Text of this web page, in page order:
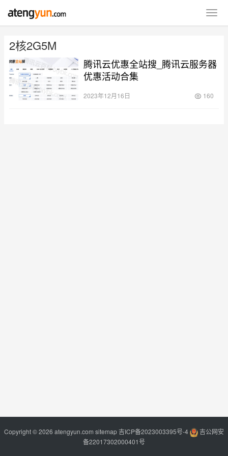
2核2G5M
腾讯云优惠全站搜_腾讯云服务器
优惠活动合集
2023年12月16日 160
Copyright © 2026 atengyun.com sitemap吉ICP备2023003395号-4
吉公网安
备22017302000401号